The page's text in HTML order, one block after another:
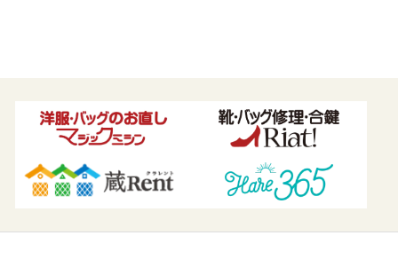
当社ウェブサイトにおいて応募者に個人情報を提供して
いただくページには、ＳＳＬ（セキュア・ソケット・レ
イアー）と呼ばれるデータを暗号化して通信する仕組み
を使用しておりますので、万が一、送信データを第三者
が傍受した場合でも、内容が盗み取られる心配はござい
ません。またサーバーのデータはファイア・ウォールと